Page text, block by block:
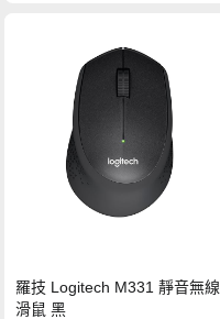
羅技 Logitech M331 靜音無線
滑鼠 黑